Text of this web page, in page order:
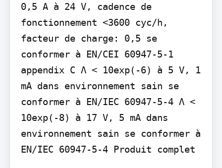
0,5 A à 24 V, cadence de
fonctionnement <3600 cyc/h,
facteur de charge: 0,5 se
conformer à EN/CEI 60947-5-1
appendix C Λ < 10exp(-6) à 5 V, 1
mA dans environnement sain se
conformer à EN/IEC 60947-5-4 Λ <
10exp(-8) à 17 V, 5 mA dans
environnement sain se conformer à
EN/IEC 60947-5-4 Produit complet